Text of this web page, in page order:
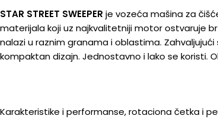
STAR STREET SWEEPER je vozeća mašina za
materijala koji uz najkvalitetniji motor ostvaruje
nalazi u raznim granama i oblastima.
kompaktan dizajn. Jednostavno i lako se koristi.
Karakteristike i performanse, rotaciona četka i